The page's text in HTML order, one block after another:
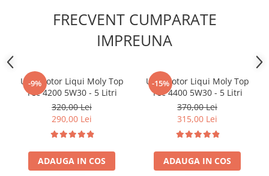
Cablu frana de mana
Electrice
Bujii incandescente
Distributie
Kit distributie
Kit lant distributie
Curea distributie
Pompa apa
Transmisie
FRECVENT CUMPARATE
IMPREUNA
-9%
Ulei motor Liqui Moly Top
Tec 4200 5W30 - 5 Litri
320,00 Lei
290,00 Lei
ADAUGA IN COS
-15%
Ulei motor Liqui Moly Top
Tec 4400 5W30 - 5 Litri
370,00 Lei
315,00 Lei
ADAUGA IN COS